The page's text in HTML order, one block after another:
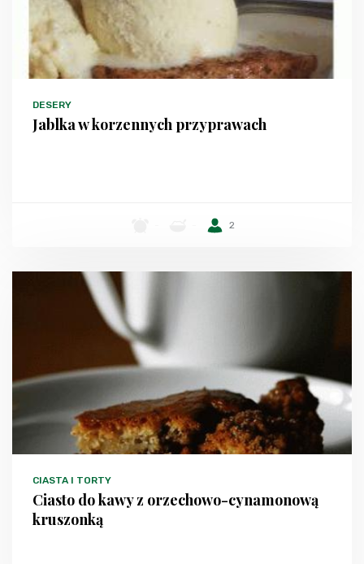
DESERY
Jablka w korzennych przyprawach
2
CIASTA I TORTY
Ciasto do kawy z orzechowo-cynamonową
kruszonką